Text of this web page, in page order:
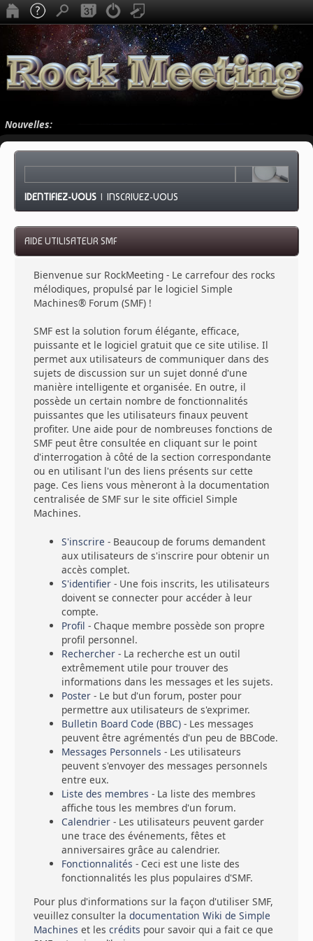
Nouvelles:
IDENTIFIEZ-VOUS |INSCRIVEZ-VOUS
AIDE UTILISATEUR SMF
Bienvenue sur RockMeeting - Le carrefour des rocks
mélodiques, propulsé par le logiciel Simple
Machines® Forum (SMF) !
SMF est la solution forum élégante, efficace,
puissante et le logiciel gratuit que ce site utilise. Il
permet aux utilisateurs de communiquer dans des
sujets de discussion sur un sujet donné d'une
manière intelligente et organisée. En outre, il
possède un certain nombre de fonctionnalités
puissantes que les utilisateurs finaux peuvent
profiter. Une aide pour de nombreuses fonctions de
SMF peut être consultée en cliquant sur le point
d'interrogation à côté de la section correspondante
ou en utilisant l'un des liens présents sur cette
page. Ces liens vous mèneront à la documentation
centralisée de SMF sur le site officiel Simple
Machines.
S'inscrire - Beaucoup de forums demandent
aux utilisateurs de s'inscrire pour obtenir un
accès complet.
S'identifier - Une fois inscrits, les utilisateurs
doivent se connecter pour accéder à leur
compte.
Profil - Chaque membre possède son propre
profil personnel.
Rechercher - La recherche est un outil
extrêmement utile pour trouver des
informations dans les messages et les sujets.
Poster - Le but d'un forum, poster pour
permettre aux utilisateurs de s'exprimer.
Bulletin Board Code (BBC) - Les messages
peuvent être agrémentés d'un peu de BBCode.
Messages Personnels - Les utilisateurs
peuvent s'envoyer des messages personnels
entre eux.
Liste des membres - La liste des membres
affiche tous les membres d'un forum.
Calendrier - Les utilisateurs peuvent garder
une trace des événements, fêtes et
anniversaires grâce au calendrier.
Fonctionnalités - Ceci est une liste des
fonctionnalités les plus populaires d'SMF.
Pour plus d'informations sur la façon d'utiliser SMF,
veuillez consulter ladocumentation Wiki de Simple
Machines et lescrédits pour savoir qui a fait ce que